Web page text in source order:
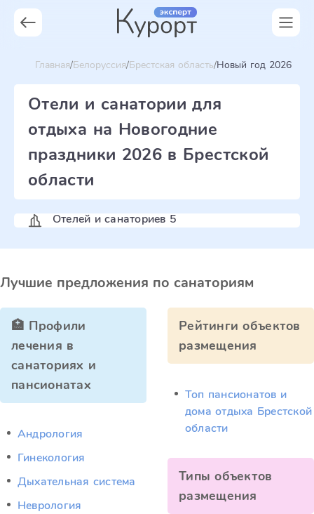
Главная Белоруссия Брестская область Новый год 2026
Отели и санатории для
отдыха на Новогодние
праздники 2026 в Брестской
области
Отелей и санаториев 5
Лучшие предложения по санаториям
🏥 Профили
лечения в
санаториях и
пансионатах
Андрология
Гинекология
Дыхательная система
Неврология
Рейтинги объектов
размещения
Топ пансионатов и
дома отдыха Брестской
области
Типы объектов
размещения